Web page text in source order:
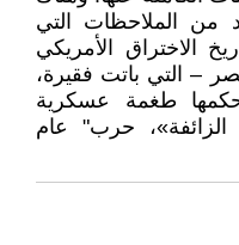
من الملاحظات التي
‏الاختراق الأمريكي
– التي باتت فقيرة،
طغمة عسكرية
الزائفة»، حرب" عام